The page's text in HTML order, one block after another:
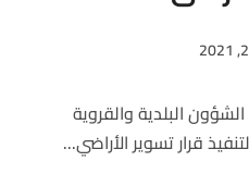
قرار تسوير الأراضي...